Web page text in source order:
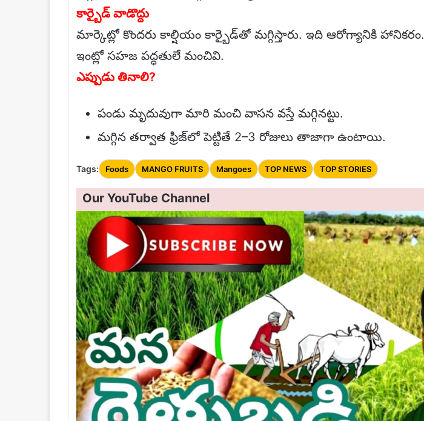
కార్బైడ్ వాడొద్దు
మార్కెట్లో కొందరు కాల్షియం కార్బైడ్‌తో మగ్గిస్తారు. ఇది ఆరోగ్యానికి హానికరం.
ఇంట్లో సహజ పద్ధతులే మంచివి.
ఎప్పుడు తినాలి?
పండు మృదువుగా మారి మంచి వాసన వస్తే మగ్గినట్టు.
మగ్గిన తర్వాత ఫ్రిజ్‌లో పెట్టితే 2–3 రోజులు తాజాగా ఉంటాయి.
Tags: Foods MANGO FRUITS Mangoes TOP NEWS TOP STORIES
Our YouTube Channel